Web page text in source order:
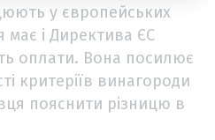
у європейських
має і Директива ЄС
оплати. Вона посилює
критеріїв винагороди
пояснити різницю в